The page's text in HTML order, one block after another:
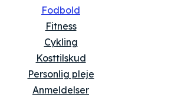
Fodbold
Fitness
Cykling
Kosttilskud
Personlig pleje
Anmeldelser